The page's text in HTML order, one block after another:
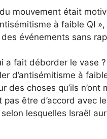
mouvement était
à faible QI
événements sans
a fait déborder le vase
d’antisémitisme à
des choses qu’ils
pas être d’accord avec
lesquelles Israël